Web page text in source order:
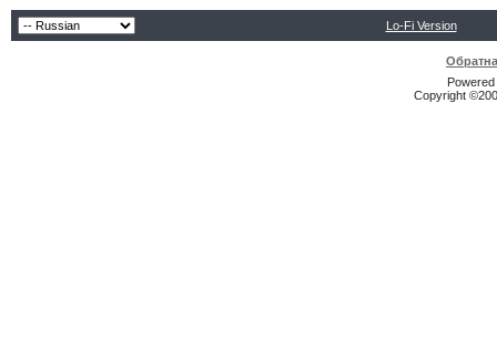
Lo-Fi Version
Copyright